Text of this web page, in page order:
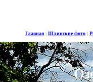
Главная| Шлинские фото|